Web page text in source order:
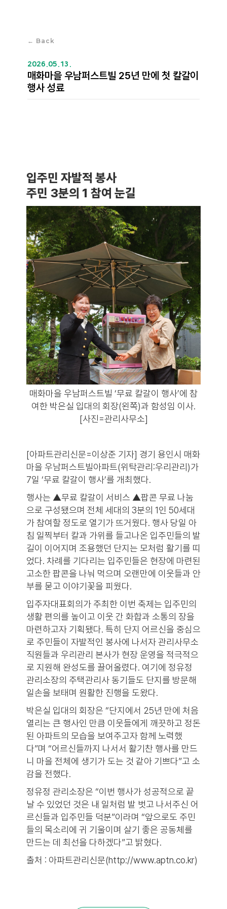
← Back
2026.05.13.
매화마을 우남퍼스트빌 25년 만에 첫 칼갈이
행사 성료
입주민 자발적 봉사
주민 3분의 1 참여 눈길
매화마을 우남퍼스트빌 ‘무료 칼갈이 행사’에 참
여한 박은실 입대의 회장(왼쪽)과 함성임 이사.
[사진=관리사무소]
[아파트관리신문=이상준 기자] 경기 용인시 매화
마을 우남퍼스트빌아파트(위탁관리:우리관리)가
7일 ‘무료 칼갈이 행사’를 개최했다.
행사는 ▲무료 칼갈이 서비스 ▲팝콘 무료 나눔
으로 구성됐으며 전체 세대의 3분의 1인 50세대
가 참여할 정도로 열기가 뜨거웠다. 행사 당일 아
침 일찍부터 칼과 가위를 들고나온 입주민들의 발
길이 이어지며 조용했던 단지는 모처럼 활기를 띠
었다. 차례를 기다리는 입주민들은 현장에 마련된
고소한 팝콘을 나눠 먹으며 오랜만에 이웃들과 안
부를 묻고 이야기꽃을 피웠다.
입주자대표회의가 주최한 이번 축제는 입주민의
생활 편의를 높이고 이웃 간 화합과 소통의 장을
마련하고자 기획됐다. 특히 단지 어르신을 중심으
로 주민들이 자발적인 봉사에 나서자 관리사무소
직원들과 우리관리 본사가 현장 운영을 적극적으
로 지원해 완성도를 끌어올렸다. 여기에 정유정
관리소장의 주택관리사 동기들도 단지를 방문해
일손을 보태며 원활한 진행을 도왔다.
박은실 입대의 회장은 “단지에서 25년 만에 처음
열리는 큰 행사인 만큼 이웃들에게 깨끗하고 정돈
된 아파트의 모습을 보여주고자 함께 노력했
다”며 “어르신들까지 나서서 활기찬 행사를 만드
니 마을 전체에 생기가 도는 것 같아 기쁘다”고 소
감을 전했다.
정유정 관리소장은 “이번 행사가 성공적으로 끝
날 수 있었던 것은 내 일처럼 발 벗고 나서주신 어
르신들과 입주민들 덕분”이라며 “앞으로도 주민
들의 목소리에 귀 기울이며 살기 좋은 공동체를
만드는 데 최선을 다하겠다”고 밝혔다.
출처 : 아파트관리신문(http://www.aptn.co.kr)